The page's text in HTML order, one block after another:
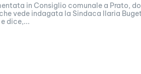
in Consiglio comunale a Prato,
vede indagata la Sindaca Ilaria
dice,...